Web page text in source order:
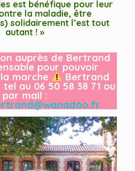
est bénéfique pour leur
la maladie, être
solidairement l’est tout
autant ! »
auprès de Bertrand
pour pouvoir
marche
Bertrand
au 06 50 58 38 71 ou
par mail :